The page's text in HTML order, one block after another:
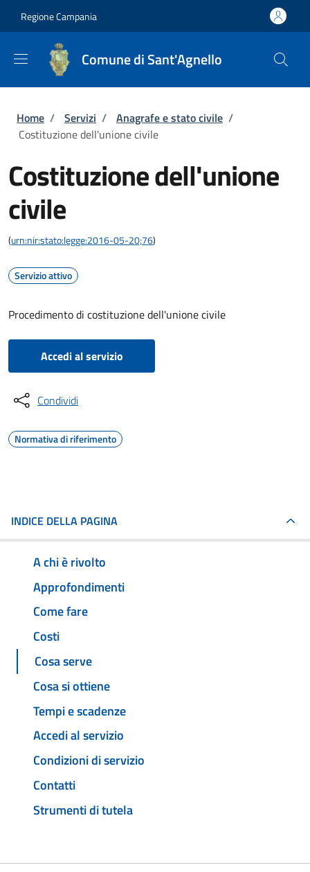
Regione Campania
Comune di Sant'Agnello
Briciole di pane
Home / Servizi / Anagrafe e stato civile /
Costituzione dell'unione civile
Costituzione dell'unione
civile
(urn:nir:stato:legge:2016-05-20;76)
Servizio attivo
Procedimento di costituzione dell'unione civile
Accedi al servizio
Condividi
Normativa di riferimento
INDICE DELLA PAGINA
A chi è rivolto
Approfondimenti
Come fare
Costi
Cosa serve
Cosa si ottiene
Tempi e scadenze
Accedi al servizio
Condizioni di servizio
Contatti
Strumenti di tutela